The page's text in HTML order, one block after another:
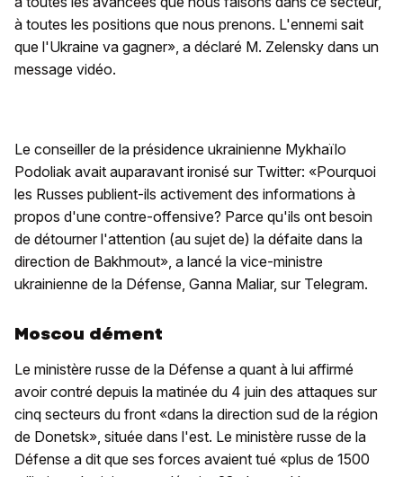
à toutes les positions que nous prenons. L'ennemi sait
que l'Ukraine va gagner», a déclaré M. Zelensky dans un
message vidéo.
Le conseiller de la présidence ukrainienne Mykhaïlo
Podoliak avait auparavant ironisé sur Twitter: «Pourquoi
les Russes publient-ils activement des informations à
propos d'une contre-offensive? Parce qu'ils ont besoin
de détourner l'attention (au sujet de) la défaite dans la
direction de Bakhmout», a lancé la vice-ministre
ukrainienne de la Défense, Ganna Maliar, sur Telegram.
Moscou dément
Le ministère russe de la Défense a quant à lui affirmé
avoir contré depuis la matinée du 4 juin des attaques sur
cinq secteurs du front «dans la direction sud de la région
de Donetsk», située dans l'est. Le ministère russe de la
Défense a dit que ses forces avaient tué «plus de 1500